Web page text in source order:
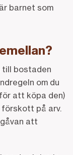
barnet som
till bostaden
om du
att köpa den)
på arv.
att